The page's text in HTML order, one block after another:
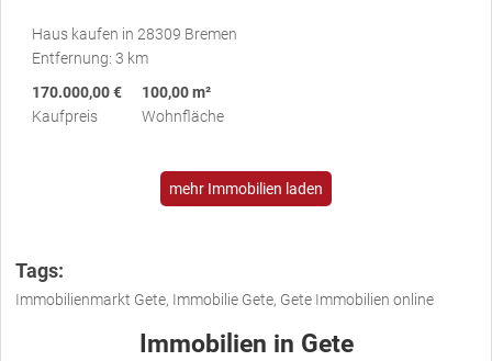
Haus kaufen in 28309 Bremen
Entfernung: 3 km
170.000,00 €
Kaufpreis
100,00 m²
Wohnfläche
mehr Immobilien laden
Tags:
Immobilienmarkt Gete, Immobilie Gete, Gete Immobilien online
Immobilien in Gete